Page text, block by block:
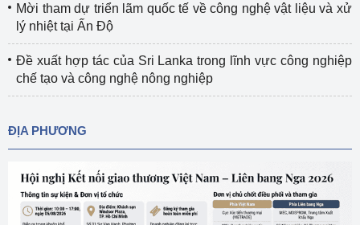
Mời tham dự triển lãm quốc tế về công nghệ vật liệu và xử
lý nhiệt tại Ấn Độ
Đề xuất hợp tác của Sri Lanka trong lĩnh vực công nghiệp
chế tạo và công nghệ nông nghiệp
ĐỊA PHƯƠNG